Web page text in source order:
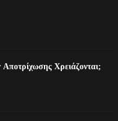
Χρειάζονται;